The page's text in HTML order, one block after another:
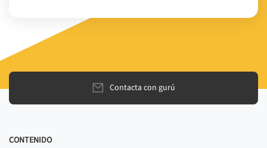
Contacta con gurú
CONTENIDO